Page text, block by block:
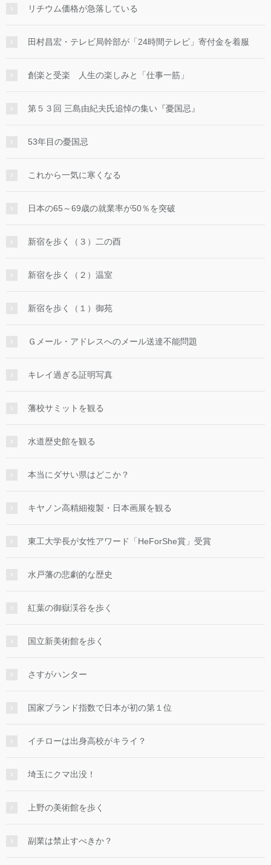
リチウム価格が急落している
田村昌宏・テレビ局幹部が「24時間テレビ」寄付金を着服
創楽と受楽 人生の楽しみと「仕事一筋」
第５３回 三島由紀夫氏追悼の集い『憂国忌』
53年目の憂国忌
これから一気に寒くなる
日本の65～69歳の就業率が50％を突破
新宿を歩く（３）二の酉
新宿を歩く（２）温室
新宿を歩く（１）御苑
Ｇメール・アドレスへのメール送達不能問題
キレイ過ぎる証明写真
藩校サミットを観る
水道歴史館を観る
本当にダサい県はどこか？
キヤノン高精細複製・日本画展を観る
東工大学長が女性アワード「HeForShe賞」受賞
水戸藩の悲劇的な歴史
紅葉の御嶽渓谷を歩く
国立新美術館を歩く
さすがハンター
国家ブランド指数で日本が初の第１位
イチローは出身高校がキライ？
埼玉にクマ出没！
上野の美術館を歩く
副業は禁止すべきか？